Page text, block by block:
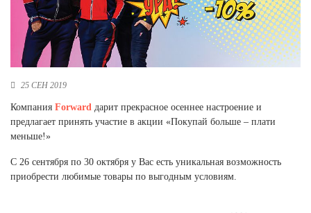
Новосибирская область (3)
Омская область (5)
Республика Башкортостан (3)
Ростовская область (2)
Самарская область (1)
Саратовская область (1)
Свердловская область (5)
25 СЕН 2019
Компания Forward дарит прекрасное осеннее настроение и
предлагает принять участие в акции «Покупай больше – плати
меньше!»
С 26 сентября по 30 октября у Вас есть уникальная возможность
приобрести любимые товары по выгодным условиям.